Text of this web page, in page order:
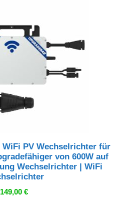
WiFi PV Wechselrichter für
von 600W auf
Wechselrichter | WiFi
149,00 €